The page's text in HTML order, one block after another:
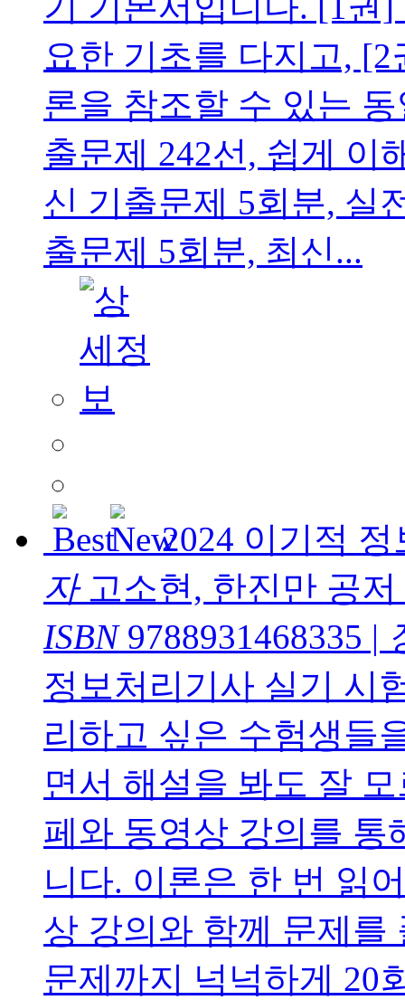
요한 기초를 다지고,
론을 참조할 수 있는
출문제 242선, 쉽게 이
신 기출문제 5회분, 실
출문제 5회분, 최신...
2024 이기적
자고소현, 한진만 공저
ISBN9788931468335 |
정보처리기사 실기 시
리하고 싶은 수험생들
면서 해설을 봐도 잘
페와 동영상 강의를 통
니다. 이론은 한 번 읽
상 강의와 함께 문제를
문제까지 넉넉하게 20